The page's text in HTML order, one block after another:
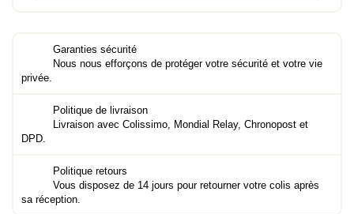
Garanties sécurité
Nous nous efforçons de protéger votre sécurité et votre vie
privée.
Politique de livraison
Livraison avec Colissimo, Mondial Relay, Chronopost et
DPD.
Politique retours
Vous disposez de 14 jours pour retourner votre colis après
sa réception.